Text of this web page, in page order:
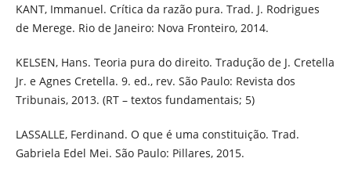
KANT, Immanuel. Crítica da razão pura. Trad. J. Rodrigues
de Merege. Rio de Janeiro: Nova Fronteiro, 2014.
KELSEN, Hans. Teoria pura do direito. Tradução de J. Cretella
Jr. e Agnes Cretella. 9. ed., rev. São Paulo: Revista dos
Tribunais, 2013. (RT – textos fundamentais; 5)
LASSALLE, Ferdinand. O que é uma constituição. Trad.
Gabriela Edel Mei. São Paulo: Pillares, 2015.